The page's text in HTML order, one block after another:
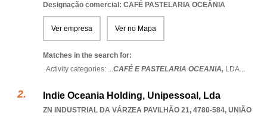
Designação comercial: CAFÉ PASTELARIA OCEÂNIA
Ver empresa Ver no Mapa
Matches in the search for:
Activity categories: ...CAFÉ E PASTELARIA OCEANIA, LDA...
Indie Oceania Holding, Unipessoal, Lda
ZN INDUSTRIAL DA VÁRZEA PAVILHÃO 21, 4780-584, UNIÃO